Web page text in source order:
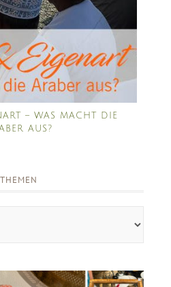
– WAS MACHT DIE
AUS?
THEMEN